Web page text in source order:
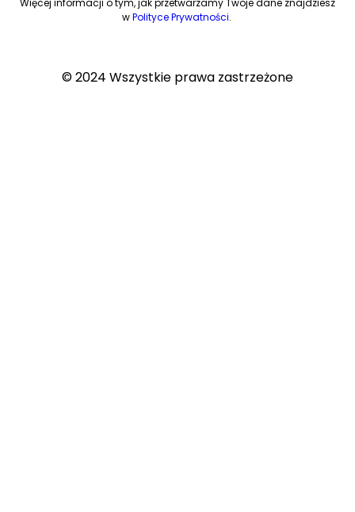
wPolityce Prywatności.
© 2024 Wszystkie prawa zastrzeżone